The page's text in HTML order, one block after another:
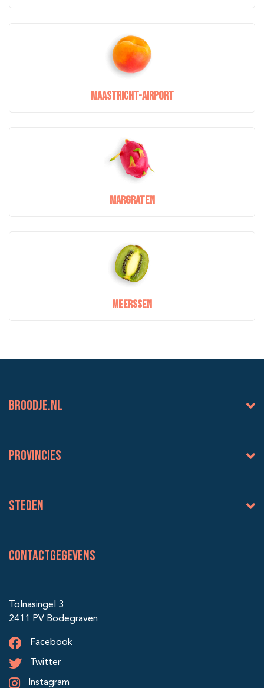
Maastricht-Airport
Margraten
Meerssen
BROODJE.NL
Provincies
Steden
Contactgegevens
Tolnasingel 3
2411 PV Bodegraven
Facebook
Twitter
Instagram